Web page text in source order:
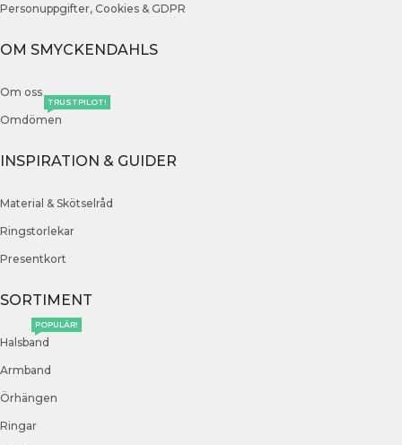
Personuppgifter, Cookies & GDPR
OM SMYCKENDAHLS
Om oss
Omdömen
TRUSTPILOT!
INSPIRATION & GUIDER
Material & Skötselråd
Ringstorlekar
Presentkort
SORTIMENT
Halsband
POPULÄR!
Armband
Örhängen
Ringar